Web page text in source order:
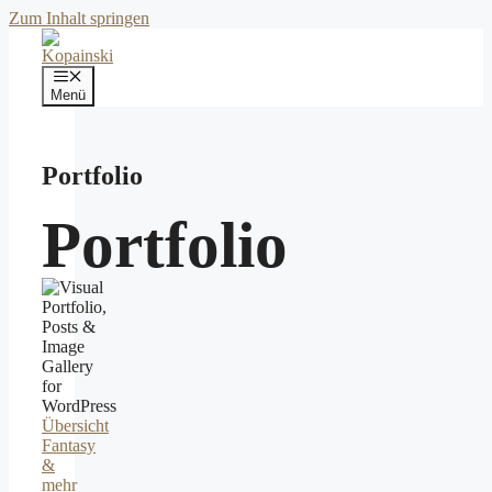
Zum Inhalt springen
Menü
Portfolio
Portfolio
Übersicht
Fantasy
&
mehr